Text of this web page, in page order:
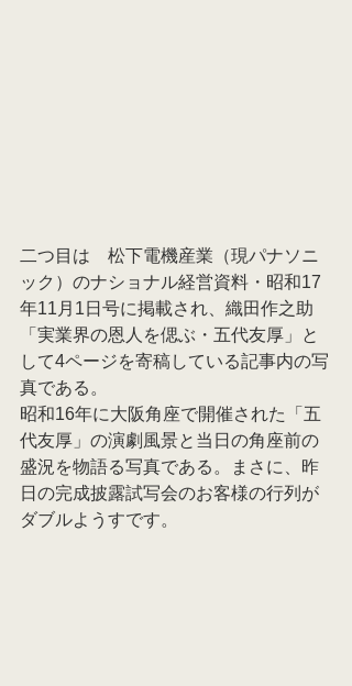
二つ目は　松下電機産業（現パナソニ
ック）のナショナル経営資料・昭和17
年11月1日号に掲載され、織田作之助
「実業界の恩人を偲ぶ・五代友厚」と
して4ページを寄稿している記事内の写
真である。
昭和16年に大阪角座で開催された「五
代友厚」の演劇風景と当日の角座前の
盛況を物語る写真である。まさに、昨
日の完成披露試写会のお客様の行列が
ダブルようすです。